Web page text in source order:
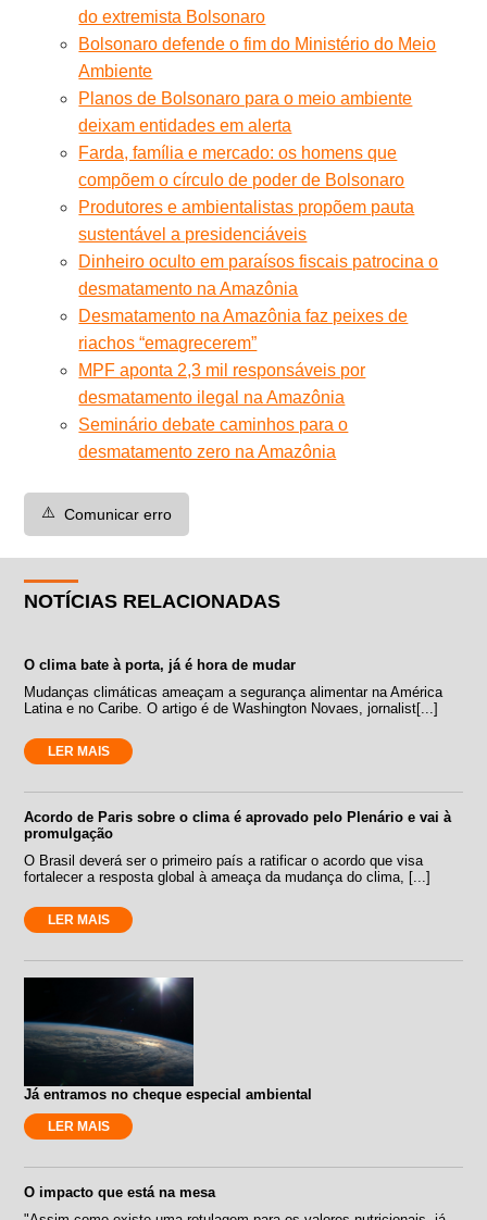
do extremista Bolsonaro
Bolsonaro defende o fim do Ministério do Meio
Ambiente
Planos de Bolsonaro para o meio ambiente
deixam entidades em alerta
Farda, família e mercado: os homens que
compõem o círculo de poder de Bolsonaro
Produtores e ambientalistas propõem pauta
sustentável a presidenciáveis
Dinheiro oculto em paraísos fiscais patrocina o
desmatamento na Amazônia
Desmatamento na Amazônia faz peixes de
riachos “emagrecerem”
MPF aponta 2,3 mil responsáveis por
desmatamento ilegal na Amazônia
Seminário debate caminhos para o
desmatamento zero na Amazônia
⚠️ Comunicar erro
NOTÍCIAS RELACIONADAS
O clima bate à porta, já é hora de mudar
Mudanças climáticas ameaçam a segurança alimentar na América
Latina e no Caribe. O artigo é de Washington Novaes, jornalist[...]
LER MAIS
Acordo de Paris sobre o clima é aprovado pelo Plenário e vai à
promulgação
O Brasil deverá ser o primeiro país a ratificar o acordo que visa
fortalecer a resposta global à ameaça da mudança do clima, [...]
LER MAIS
Já entramos no cheque especial ambiental
LER MAIS
O impacto que está na mesa